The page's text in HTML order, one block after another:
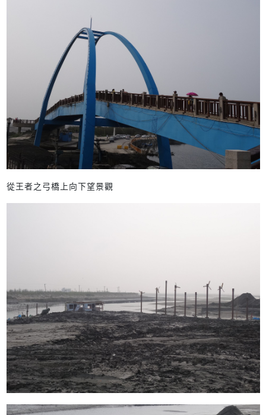
從王者之弓橋上向下望景觀